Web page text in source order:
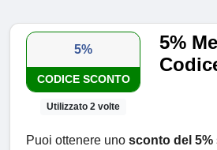
5%
CODICE SCONTO
Utilizzato 2 volte
5%
Puoi ottenere uno sconto del 5%